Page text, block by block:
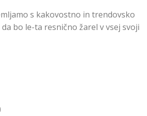
s kakovostno in trendovsko
bo le-ta resnično žarel v vsej svoji